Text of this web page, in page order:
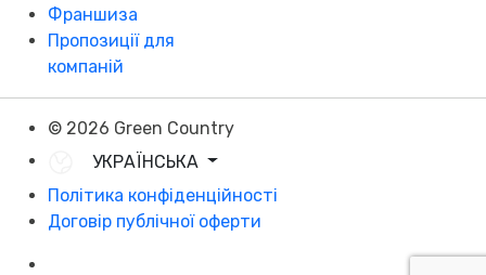
Франшиза
Пропозиції для
компаній
© 2026 Green Country
УКРАЇНСЬКА
Політика конфіденційності
Договір публічної оферти